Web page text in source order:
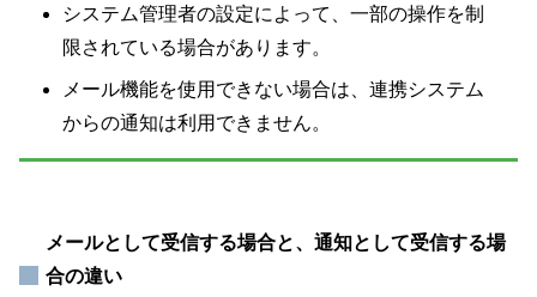
システム管理者の設定によって、一部の操作を制
限されている場合があります。
メール機能を使用できない場合は、連携システム
からの通知は利用できません。
メールとして受信する場合と、通知として受信する場
合の違い